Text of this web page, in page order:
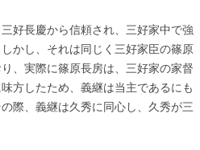
好長慶から信頼され、三好家中で強
かし、それは同じく三好家臣の篠原
、実際に篠原長房は、三好家の家督
方したため、義継は当主であるにも
際、義継は久秀に同心し、久秀が三